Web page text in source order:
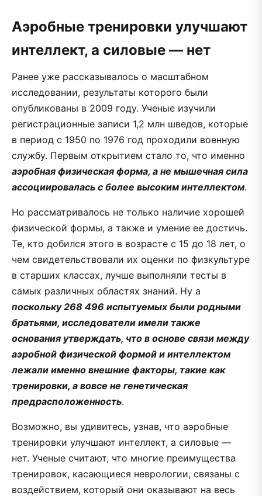
Аэробные тренировки улучшают
интеллект, а силовые — нет
Ранее уже рассказывалось о масштабном
исследовании, результаты которого были
опубликованы в 2009 году. Ученые изучили
регистрационные записи 1,2 млн шведов, которые
в период с 1950 по 1976 год проходили военную
службу. Первым открытием стало то, что именно
аэробная физическая форма, а не мышечная сила
ассоциировалась с более высоким интеллектом.
Но рассматривалось не только наличие хорошей
физической формы, а также и умение ее достичь.
Те, кто добился этого в возрасте с 15 до 18 лет, о
чем свидетельствовали их оценки по физкультуре
в старших классах, лучше выполняли тесты в
самых различных областях знаний. Ну а
поскольку 268 496 испытуемых были родными
братьями, исследователи имели также
основания утверждать, что в основе связи между
аэробной физической формой и интеллектом
лежали именно внешние факторы, такие как
тренировки, а вовсе не генетическая
предрасположенность.
Возможно, вы удивитесь, узнав, что аэробные
тренировки улучшают интеллект, а силовые —
нет. Ученые считают, что многие преимущества
тренировок, касающиеся неврологии, связаны с
воздействием, который они оказывают на весь